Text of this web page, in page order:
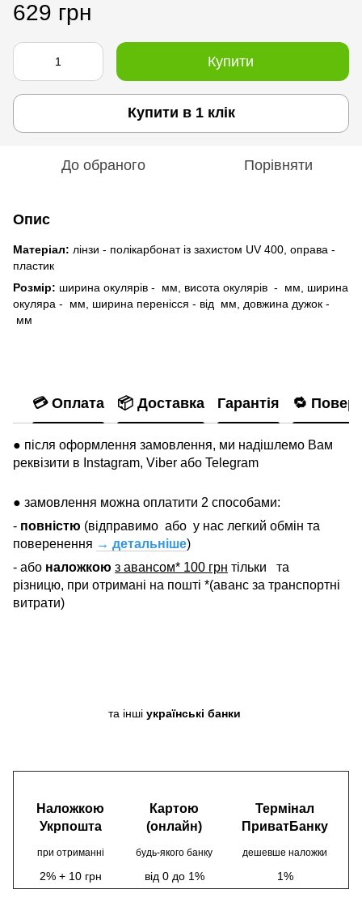
629 грн
Купити
Купити в 1 клік
До обраного Порівняти
Опис
Матеріал: лінзи - полікарбонат із захистом UV 400, оправа -
пластик
Розмір: ширина окулярів - мм, висота окулярів - мм, ширина
окуляра - мм, ширина перенісся - від мм, довжина дужок -
мм
💳 Оплата 📦 Доставка Гарантія 🔁
● після оформлення замовлення, ми надішлемо Вам
реквізити в Instagram, Viber або Telegram
● замовлення можна оплатити 2 способами:
- повністю (відправимо або у нас легкий обмін та
поверенення → детальніше)
- або наложкою з авансом* 100 грн тільки
та
різницю, при отримані на пошті *(аванс за транспортні
витрати)
та інші українські банки
Наложкою
Укрпошта
Картою
(онлайн)
Термінал
ПриватБанку
при отриманні будь-якого банку дешевше наложки
2% + 10 грн від 0 до 1% 1%